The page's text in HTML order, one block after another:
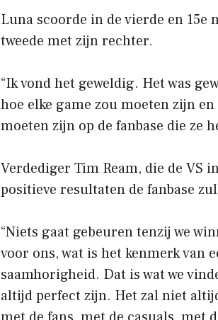
Luna scoorde in de vierde en
tweede met zijn rechter.
“Ik vond het geweldig. Het was
hoe elke game zou moeten zijn
moeten zijn op de fanbase die ze
Verdediger Tim Ream, die de VS
positieve resultaten de fanbase
“Niets gaat gebeuren tenzij we
voor ons, wat is het kenmerk van
saamhorigheid. Dat is wat we
altijd perfect zijn. Het zal niet